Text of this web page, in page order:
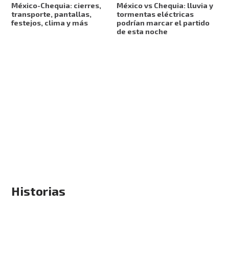
México-Chequia: cierres,
transporte, pantallas,
festejos, clima y más
México vs Chequia: lluvia y
tormentas eléctricas
podrían marcar el partido
de esta noche
Historias